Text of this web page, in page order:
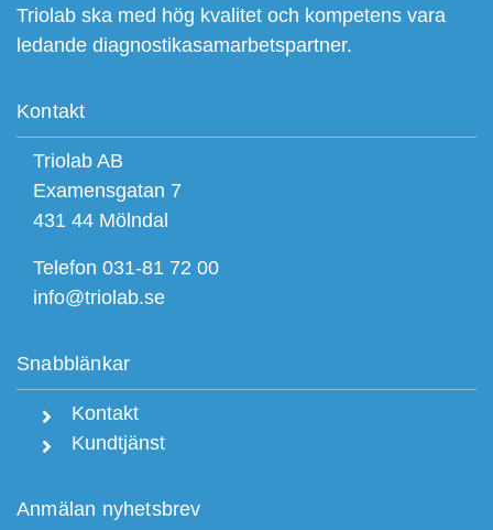
Triolab ska med hög kvalitet och kompetens vara
ledande diagnostikasamarbetspartner.
Kontakt
Triolab AB
Examensgatan 7
431 44 Mölndal
Telefon 031-81 72 00
info@triolab.se
Snabblänkar
Kontakt
Kundtjänst
Anmälan nyhetsbrev